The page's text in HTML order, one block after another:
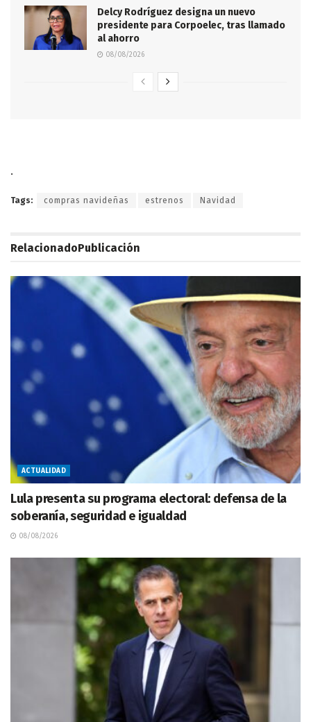
Delcy Rodríguez designa un nuevo
presidente para Corpoelec, tras llamado
al ahorro
08/08/2026
.
Tags: compras navideñas estrenos Navidad
RelacionadoPublicación
ACTUALIDAD
Lula presenta su programa electoral: defensa de la
soberanía, seguridad e igualdad
08/08/2026